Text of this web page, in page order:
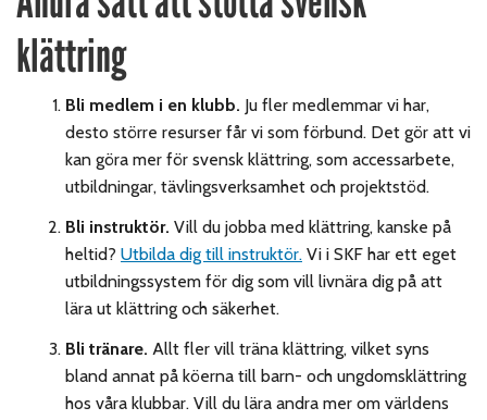
klättring
Bli medlem i en klubb. Ju fler medlemmar vi har,
desto större resurser får vi som förbund. Det gör att vi
kan göra mer för svensk klättring, som accessarbete,
utbildningar, tävlingsverksamhet och projektstöd.
Bli instruktör. Vill du jobba med klättring, kanske på
heltid? Utbilda dig till instruktör. Vi i SKF har ett eget
utbildningssystem för dig som vill livnära dig på att
lära ut klättring och säkerhet.
Bli tränare. Allt fler vill träna klättring, vilket syns
bland annat på köerna till barn- och ungdomsklättring
hos våra klubbar. Vill du lära andra mer om världens